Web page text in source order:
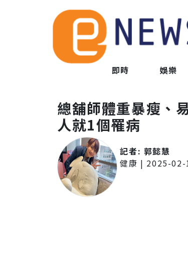
即時 娛樂
總舖師體重暴瘦、
人就1個罹病
記者: 郭懿慧
健康 | 2025-